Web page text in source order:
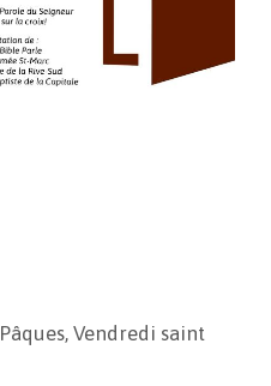
Pâques,Vendredi saint